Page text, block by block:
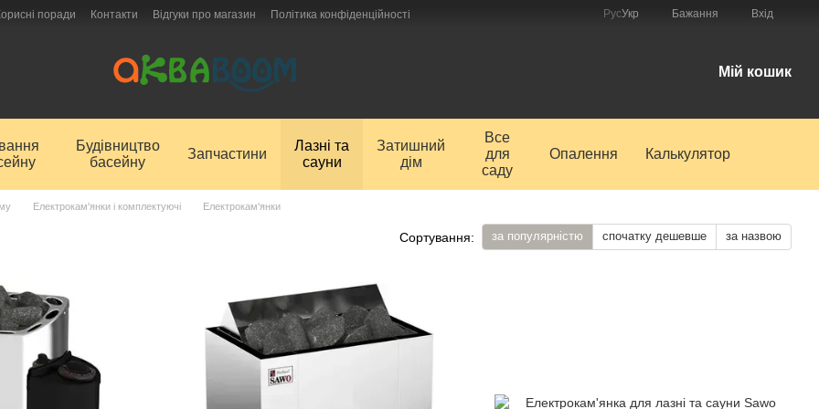
поради Контакти Відгуки про магазин Політика конфіденційності РусУкр Бажання Вхід
Мій кошик
Будівництво
басейну
Запчастини
Лазні та
сауни
Затишний
дім
Все
для
саду
Опалення Калькулятор
Електрокам'янки і комплектуючі Електрокам'янки
Сортування: за популярністю спочатку дешевше за назвою